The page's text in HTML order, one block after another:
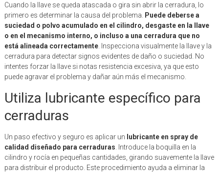
Cuando la llave se queda atascada o gira sin abrir la cerradura, lo
primero es determinar la causa del problema.
Puede deberse a
suciedad o polvo acumulado en el cilindro, desgaste en la llave
o en el mecanismo interno, o incluso a una cerradura que no
está alineada correctamente. Inspecciona visualmente la llave y la
cerradura para detectar signos evidentes de daño o suciedad. No
intentes forzar la llave si notas resistencia excesiva, ya que esto
puede agravar el problema y dañar aún más el mecanismo.
Utiliza lubricante específico para
cerraduras
Un paso efectivo y seguro es aplicar un lubricante en spray de
calidad diseñado para cerraduras . Introduce la boquilla en la
cilindro y rocía en pequeñas cantidades, girando suavemente la llave
para distribuir el producto. Este procedimiento ayuda a eliminar la